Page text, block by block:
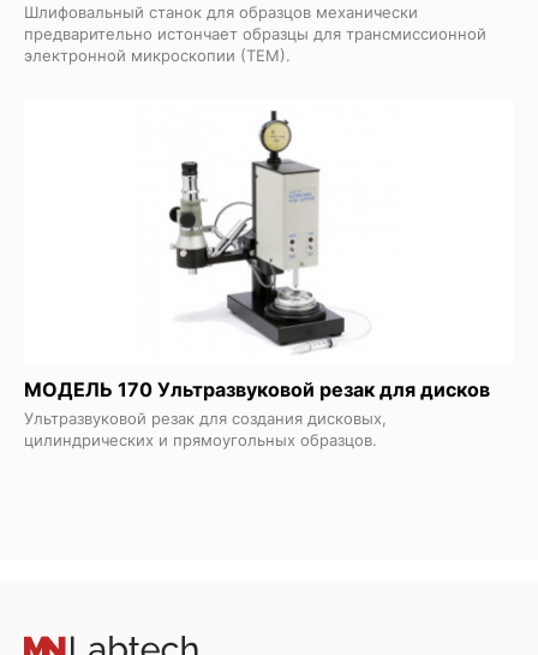
Шлифовальный станок для образцов механически
предварительно истончает образцы для трансмиссионной
электронной микроскопии (ТЕМ).
МОДЕЛЬ 170 Ультразвуковой резак для дисков
Ультразвуковой резак для создания дисковых,
цилиндрических и прямоугольных образцов.